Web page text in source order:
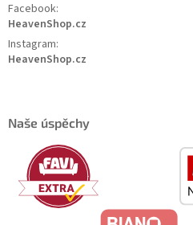
Facebook:
HeavenShop.cz
Instagram:
HeavenShop.cz
Naše úspěchy